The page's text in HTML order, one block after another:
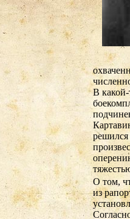
В
решился
О том,
из